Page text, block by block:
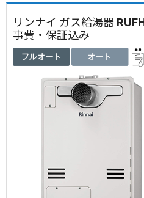
リンナイ ガス給湯器
事費・保証込み